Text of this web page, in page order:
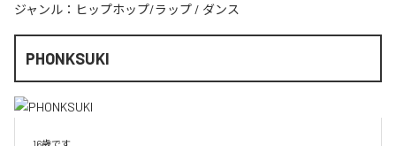
ジャンル： ヒップホップ/ラップ / ダンス
PHONKSUKI